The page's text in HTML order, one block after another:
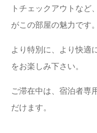
トチェックアウトなど
がこの部屋の魅力です。
より特別に、より快適
をお楽しみ下さい。
ご滞在中は、宿泊者専
だけます。